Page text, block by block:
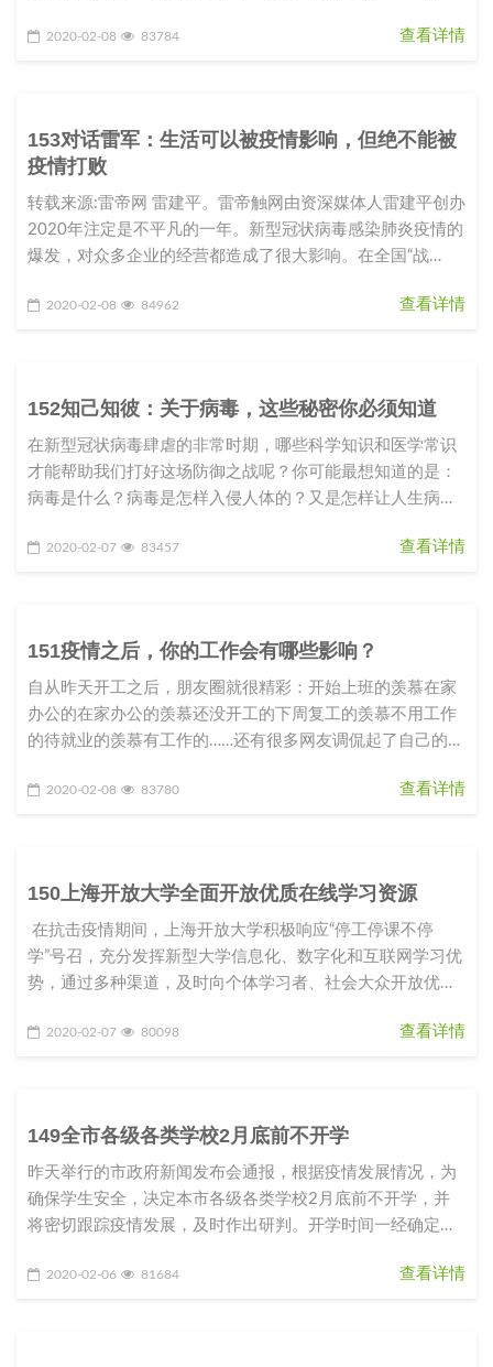
2020-02-08 83784 查看详情
153对话雷军：生活可以被疫情影响，但绝不能被
疫情打败
转载来源:雷帝网 雷建平。雷帝触网由资深媒体人雷建平创办
2020年注定是不平凡的一年。新型冠状病毒感染肺炎疫情的
爆发，对众多企业的经营都造成了很大影响。在全国“战
2020-02-08 84962 查看详情
152知己知彼：关于病毒，这些秘密你必须知道
在新型冠状病毒肆虐的非常时期，哪些科学知识和医学常识
才能帮助我们打好这场防御之战呢？你可能最想知道的是：
病毒是什么？病毒是怎样入侵人体的？又是怎样让人生病
2020-02-07 83457 查看详情
151疫情之后，你的工作会有哪些影响？
自从昨天开工之后，朋友圈就很精彩：开始上班的羡慕在家
办公的在家办公的羡慕还没开工的下周复工的羡慕不用工作
的待就业的羡慕有工作的……还有很多网友调侃起了自己的职
2020-02-08 83780 查看详情
150上海开放大学全面开放优质在线学习资源
在抗击疫情期间，上海开放大学积极响应“停工停课不停
学”号召，充分发挥新型大学信息化、数字化和互联网学习优
势，通过多种渠道，及时向个体学习者、社会大众开放优质
2020-02-07 80098 查看详情
149全市各级各类学校2月底前不开学
昨天举行的市政府新闻发布会通报，根据疫情发展情况，为
确保学生安全，决定本市各级各类学校2月底前不开学，并
将密切跟踪疫情发展，及时作出研判。开学时间一经确定，
2020-02-06 81684 查看详情